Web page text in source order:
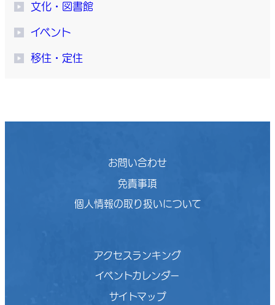
文化・図書館
イベント
移住・定住
お問い合わせ
免責事項
個人情報の取り扱いについて
アクセスランキング
イベントカレンダー
サイトマップ